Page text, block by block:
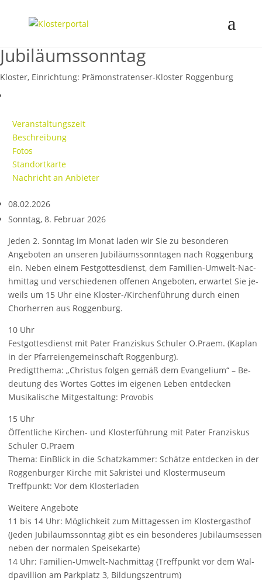
Jubiläumssonntag
Kloster, Einrichtung: Prämonstratenser-Kloster Roggenburg
Veranstaltungszeit
Beschreibung
Fotos
Standortkarte
Nachricht an Anbieter
08.02.2026
Sonntag, 8. Februar 2026
Je­den 2. Son­n­tag im Mon­at la­d­en wir Sie zu be­so­n­de­ren
Angeboten an un­se­ren Jub­il­äu­msson­n­tagen nach Rogg­enburg
ein. Neben ein­em Fe­stgotte­sdi­en­st, dem Fa­m­il­i­en-Um­welt-Nac­
hmit­tag und ver­schie­denen off­enen Angeboten, er­w­ar­tet Sie je­
w­e­ils um 15 Uhr eine Kl­oster-/​Kirc­henführ­ung durch ein­en
Chorher­ren aus Rogg­enburg.
10 Uhr
Fe­stgotte­sdi­en­st mit Pater Fr­anz­i­sk­us Schul­er O.Pr­aem. (Kapl­an
in der Pfar­reienge­me­in­schaft Rogg­enburg).
Pr­e­dig­tthe­ma: „Chris­tus fo­lg­en ge­mäß dem Evangel­i­um“ – Be­
deut­ung des Wor­tes Gottes im eig­e­nen Leben en­t­dec­k­en
Musikal­isc­he Mitge­stal­t­ung: Pr­ovob­is
15 Uhr
Öff­e­n­t­l­ic­he Kirc­hen- und Kl­osterführ­ung mit Pater Fr­anz­i­sk­us
Schul­er O.Pr­aem
The­ma: EinBl­ick in die Schatz­k­am­m­er: Schät­ze en­t­dec­k­en in der
Rogg­enburg­er Kirc­he mit Sa­kris­tei und Kl­ostermuse­um
Tr­e­ffpunkt: Vor dem Kl­osterl­a­d­en
Weite­re Angebote
11 bis 14 Uhr: Mögl­ic­hke­it zum Mit­tage­ssen im Kl­ost­erga­sthof
(Je­den Jub­il­äu­msson­n­tag gibt es ein be­so­n­de­r­es Jub­il­äu­mse­ssen
neben der norm­a­l­en Speisek­ar­te)
14 Uhr: Fa­m­il­i­en-Umw­elt-Nac­hmit­tag (Tr­e­ffpunkt vor dem Wal­
dp­avil­l­ion am Parkpl­atz 3, Bil­dungs­ze­n­tr­um)